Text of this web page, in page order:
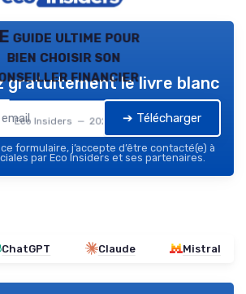
guide ultime pour
bien choisir son
financier
Eco Insiders — 2026
gratuitement le livre blanc
➔ Télécharger
formulaire, j’accepte d’être contacté(e) à
par Eco Insiders et ses partenaires.
ChatGPT Claude Mistral